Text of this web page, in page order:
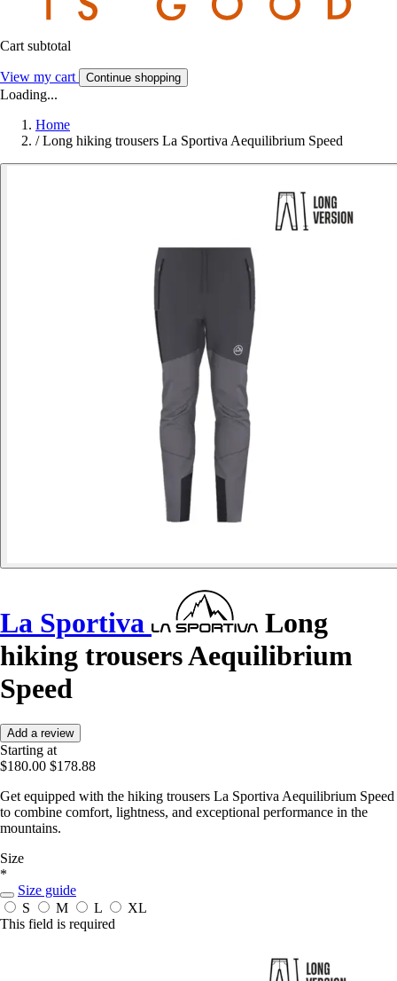
Cart subtotal
View my cart Continue shopping
Loading...
Home
/ Long hiking trousers La Sportiva Aequilibrium Speed
La Sportiva
Long
hiking trousers Aequilibrium
Speed
Add a review
Starting at
$180.00 $178.88
Get equipped with the hiking trousers La Sportiva Aequilibrium Speed
to combine comfort, lightness, and exceptional performance in the
mountains.
Size
*
Size guide
S
M L
XL
This field is required